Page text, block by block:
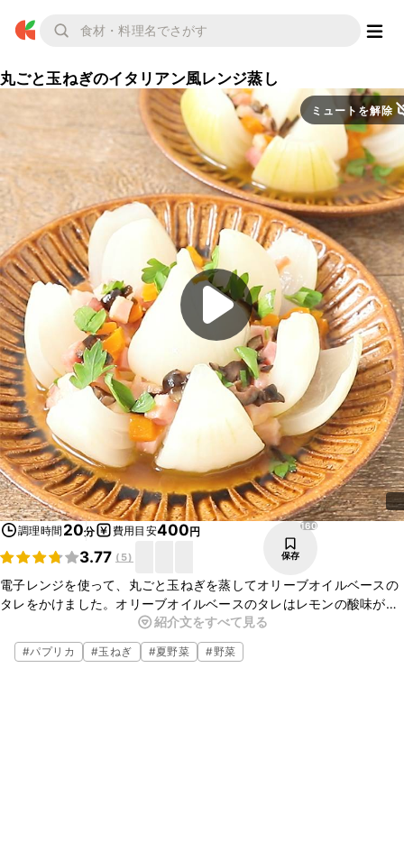
丸ごと玉ねぎのイタリアン風レンジ蒸し
ミュートを解除
調理時間 20分 費用目安400円
3.77 ( 5)
160
保存
電子レンジを使って、丸ごと玉ねぎを蒸してオリーブオイルベースの
タレをかけました。オリーブオイルベースのタレはレモンの酸味が効
いていて玉ねぎの甘みとよく合います。ベーコンとブラックオリーブ
もアクセントになりますよ。
紹介文をすべて見る
#パプリカ #玉ねぎ #夏野菜 #野菜